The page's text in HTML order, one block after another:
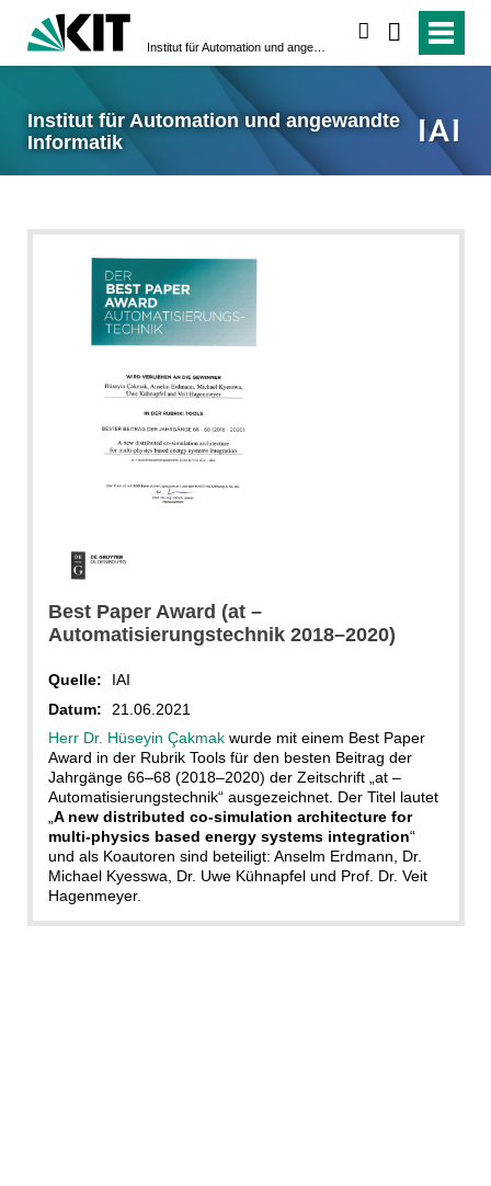
Institut für Automation und angewandte
Informatik
Best Paper Award (at –
Automatisierungstechnik 2018–2020)
Quelle:
IAI
Datum:
21.06.2021
Herr Dr. Hüseyin Çakmakwurde mit einem Best Paper
Award in der Rubrik Tools für den besten Beitrag der
Jahrgänge 66–68 (2018–2020) der Zeitschrift „at –
Automatisierungstechnik“ ausgezeichnet. Der Titel lautet
A new distributed co-simulation architecture for
multi-physics based energy systems integration“
und als Koautoren sind beteiligt: Anselm Erdmann, Dr.
Michael Kyesswa, Dr. Uwe Kühnapfel und Prof. Dr. Veit
Hagenmeyer.